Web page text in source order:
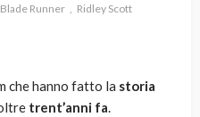
Blade Runner Ridley Scott
che hanno fatto la storia
trent’anni fa.